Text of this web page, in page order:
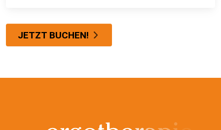
JETZT BUCHEN!